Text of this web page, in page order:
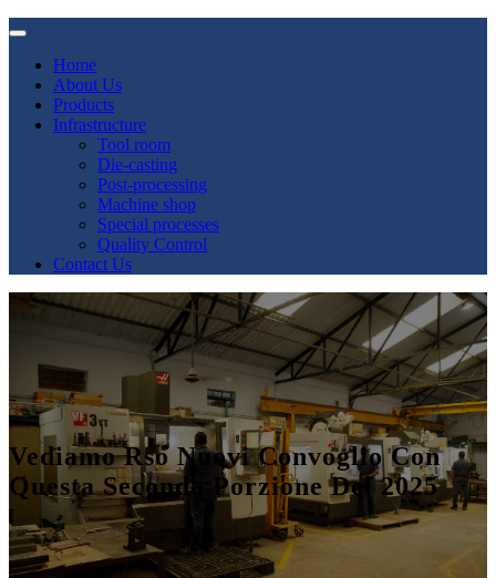
Home
About Us
Products
Infrastructure
Tool room
Die-casting
Post-processing
Machine shop
Special processes
Quality Control
Contact Us
Vediamo Rso Nuovi Convoglio Con
Questa Seconda Porzione Del 2025